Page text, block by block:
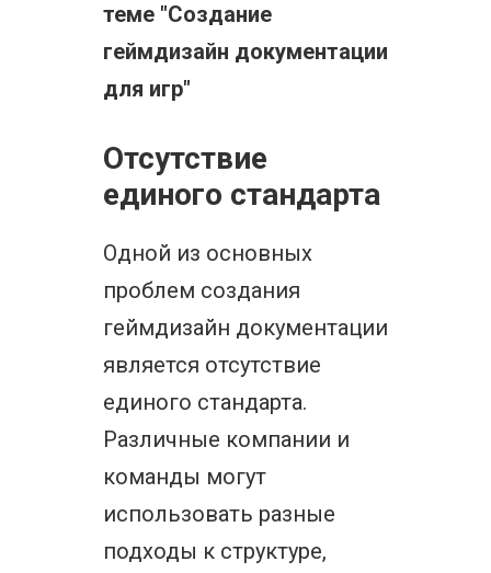
теме "Создание
геймдизайн документации
для игр"
Отсутствие
единого стандарта
Одной из основных
проблем создания
геймдизайн документации
является отсутствие
единого стандарта.
Различные компании и
команды могут
использовать разные
подходы к структуре,